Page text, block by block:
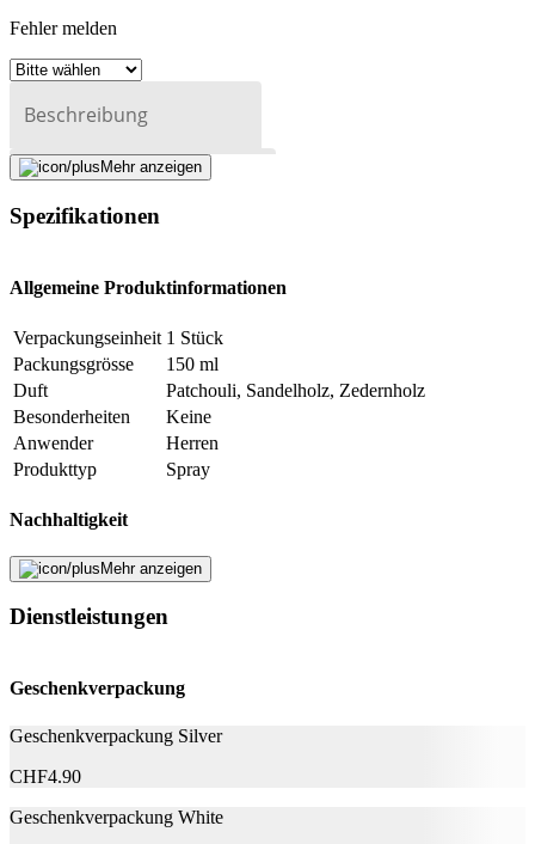
Fehler melden
Beschreibung
E-Mail-Adresse (optional)
Formular schliessen
Mehr anzeigen
Spezifikationen
Allgemeine Produktinformationen
Verpackungseinheit 1 Stück
Packungsgrösse
150 ml
Duft
Patchouli, Sandelholz, Zedernholz
Besonderheiten
Keine
Anwender
Herren
Produkttyp
Spray
Nachhaltigkeit
Nachhaltigkeit
Nicht angegeben
Aluminiumfrei Nein
Hersteller
Herstellernummer
1439
Mehr anzeigen
Dienstleistungen
Geschenkverpackung
Geschenkverpackung Silver
CHF4.90
Geschenkverpackung White